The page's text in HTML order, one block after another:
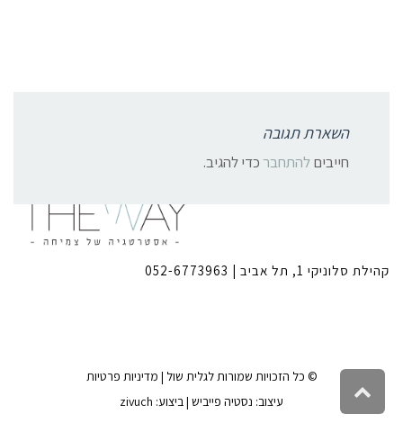
השארת תגובה
חייביםלהתחבר כדי להגיב.
צרו קשר:
קהילת סלוניקי 1, תל אביב | 052-6773963
© כל הזכויות שמורות לגלית שול | מדיניות פרטיות
עיצוב: נסטיה פייביש | ביצוע: zivuch גלילה לראש העמוד